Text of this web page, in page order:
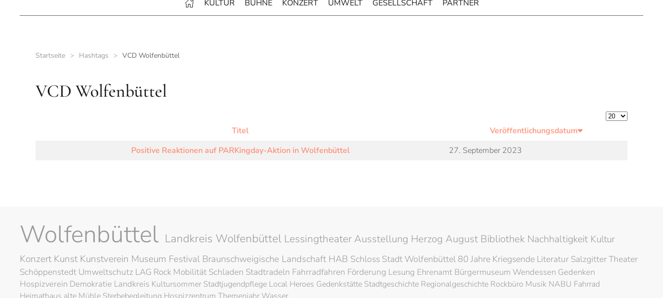
KULTUR BÜHNE KONZERT UMWELT GESELLSCHAFT PARTNER
Startseite Hashtags VCD Wolfenbüttel
VCD Wolfenbüttel
Anzeige #
Titel
Veröffentlichungsdatum
Positive Reaktionen auf PARKingday-Aktion in Wolfenbüttel
27. September 2023
Wolfenbüttel Landkreis Wolfenbüttel Lessingtheater Ausstellung Herzog August Bibliothek Nachhaltigkeit Kultur
KonzertKunstKunstverein Museum Festival Braunschweigische Landschaft HAB Schloss Stadt Wolfenbüttel 80 Jahre Kriegsende Literatur SalzgitterTheater
Schöppenstedt Umweltschutz LAG Rock Mobilität Schladen Stadtradeln Fahrradfahren Förderung Lesung Ehrenamt Bürgermuseum Wendessen Gedenken
Hospizverein Demokratie Landkreis KultursommerStadtjugendpflege Local Heroes Gedenkstätte Stadtgeschichte Regionalgeschichte Rockbüro Musik NABU Fahrrad